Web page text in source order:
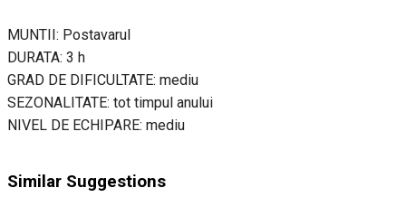
MUNTII: Postavarul
DURATA: 3 h
GRAD DE DIFICULTATE: mediu
SEZONALITATE: tot timpul anului
NIVEL DE ECHIPARE: mediu
Similar Suggestions